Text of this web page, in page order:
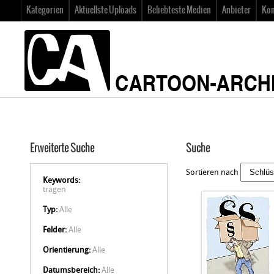
Kategorien Aktuellste Uploads Beliebteste Medien Anbieter
Erweiterte Suche
Keywords:
tragen
Typ: Alle
Felder: Alle
Orientierung: Alle
Datumsbereich: Alle
Suche
Sortieren nach